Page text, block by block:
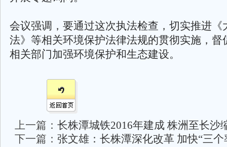
会议强调，要通过这次执法检查，切实推进《
法》等相关环境保护法律法规的贯彻实施，督
相关部门加强环境保护和生态建设。
上一篇： 长株潭城铁2016年建成 株洲至长沙
下一篇： 张文雄：长株潭深化改革 加快“三个